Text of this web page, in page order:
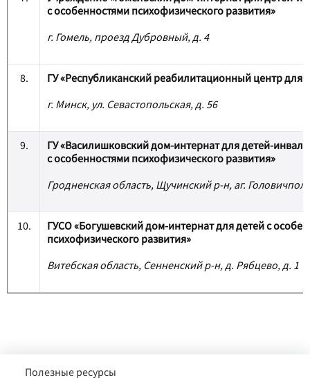
с особенностями психофизического развития»
г. Гомель, проезд Дубровный, д. 4
8.
ГУ «Республиканский реабилитационный центр для
г. Минск, ул. Севастопольская, д. 56
9.
ГУ «Василишковский дом-интернат для детей-
с особенностями психофизического развития»
Гродненская область, Щучинский р-н, аг.
10.
ГУСО «Богушевский дом-интернат для детей с
психофизического развития»
Витебская область, Сенненский р-н, д. Рябцево, д. 1
Полезные ресурсы